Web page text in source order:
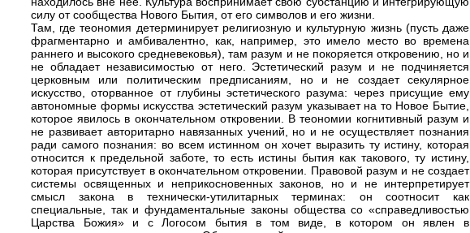
силу от сообщества Нового Бытия, от его символов и его жизни.
Там, где теономия детерминирует религиозную и культурную жизнь (пусть даже
фрагментарно и амбивалентно, как, например, это имело место во времена
раннего и высокого средневековья), там разум и не покоряется откровению, но и
не обладает независимостью от него. Эстетический разум и не подчиняется
церковным или политическим предписаниям, но и не создает секулярное
искусство, оторванное от глубины эстетического разума: через присущие ему
автономные формы искусства эстетический разум указывает на то Новое Бытие,
которое явилось в окончательном откровении. В теономии когнитивный разум и
не развивает авторитарно навязанных учений, но и не осуществляет познания
ради самого познания: во всем истинном он хочет выразить ту истину, которая
относится к предельной заботе, то есть истины бытия как такового, ту истину,
которая присутствует в окончательном откровении. Правовой разум и не создает
системы освященных и неприкосновенных законов, но и не интерпретирует
смысл закона в технически-утилитарных терминах: он соотносит как
специальные, так и фундаментальные законы общества со «справедливостью
Царства Божия» и с Логосом бытия в том виде, в котором он явлен в